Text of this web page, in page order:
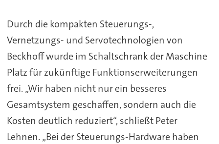
Durch die kompakten Steuerungs-,
Vernetzungs- und Servotechnologien von
Beckhoff wurde im Schaltschrank der Maschine
Platz für zukünftige Funktionserweiterungen
frei. „Wir haben nicht nur ein besseres
Gesamtsystem geschaffen, sondern auch die
Kosten deutlich reduziert“, schließt Peter
Lehnen. „Bei der Steuerungs-Hardware haben